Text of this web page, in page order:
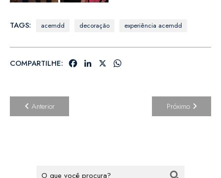
TAGS: acemdd decoração experiência acemdd
COMPARTILHE: FACEBOOK
LINKEDIN
Anterior Próximo